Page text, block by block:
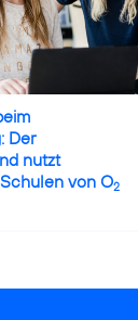
Der
nutzt
von O2